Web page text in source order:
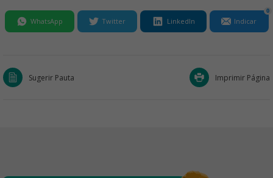
WhatsApp Twitter LinkedIn Indicar
0
Sugerir Pauta Imprimir Página